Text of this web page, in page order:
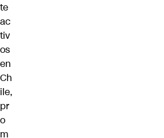
te
ac
tiv
os
en
Ch
ile,
pr
o
m